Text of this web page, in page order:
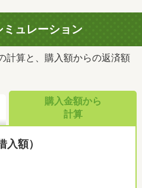
ュレーション
計算と、購入額からの返済額
購入金額から
計算
入額）